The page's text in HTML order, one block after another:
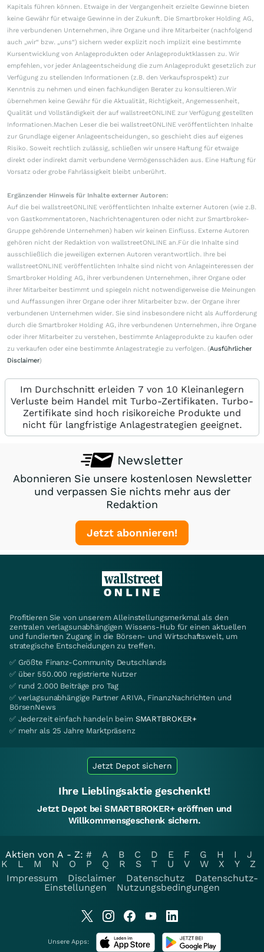
Kapitals führen können. Etwaige in der Vergangenheit erzielte Gewinne bieten
keine Gewähr für etwaige Gewinne in der Zukunft. Die Smartbroker Holding AG,
ihre verbundenen Unternehmen, ihre Organe und ihre Mitarbeiter (nachfolgend
auch „wir“ bzw. „uns“) sichern weder explizit noch implizit eine bestimmte
Kursentwicklung von Anlageprodukten oder Anlageproduktklassen zu. Wir
empfehlen, vor jeder Anlageentscheidung die zum Anlageprodukt gesetzlich zur
Verfügung zu stellenden Informationen (z.B. den Verkaufsprospekt) zur
Kenntnis zu nehmen und einen fachkundigen Berater zu konsultieren.Wir
übernehmen keine Gewähr für die Aktualität, Richtigkeit, Angemessenheit,
Qualität und Vollständigkeit der auf wallstreetONLINE zur Verfügung gestellten
Informationen.Machen Leser die bei wallstreetONLINE veröffentlichten Inhalte
zur Grundlage eigener Anlageentscheidungen, so geschieht dies auf eigenes
Risiko. Soweit rechtlich zulässig, schließen wir unsere Haftung für etwaige
direkt oder indirekt damit verbundene Vermögensschäden aus. Eine Haftung für
Vorsatz oder grobe Fahrlässigkeit bleibt unberührt.
Ergänzender Hinweis für Inhalte externer Autoren:
Auf die bei wallstreetONLINE veröffentlichten Inhalte externer Autoren (wie z.B.
von Gastkommentatoren, Nachrichtenagenturen oder nicht zur Smartbroker-
Gruppe gehörende Unternehmen) haben wir keinen Einfluss. Externe Autoren
gehören nicht der Redaktion von wallstreetONLINE an.Für die Inhalte sind
ausschließlich die jeweiligen externen Autoren verantwortlich. Ihre bei
wallstreetONLINE veröffentlichten Inhalte sind nicht von Anlageinteressen der
Smartbroker Holding AG, ihrer verbundenen Unternehmen, ihrer Organe oder
ihrer Mitarbeiter bestimmt und spiegeln nicht notwendigerweise die Meinungen
und Auffassungen ihrer Organe oder ihrer Mitarbeiter bzw. der Organe ihrer
verbundenen Unternehmen wider. Sie sind insbesondere nicht als Aufforderung
durch die Smartbroker Holding AG, ihre verbundenen Unternehmen, ihre Organe
oder ihrer Mitarbeiter zu verstehen, bestimmte Anlageprodukte zu kaufen oder
zu verkaufen oder eine bestimmte Anlagestrategie zu verfolgen. (Ausführlicher
Disclaimer)
Im Durchschnitt erleiden 7 von 10 Kleinanlegern
Verluste beim Handel mit Turbo-Zertifikaten. Turbo-
Zertifikate sind hoch risikoreiche Produkte und
nicht für langfristige Anlagestrategien geeignet.
Newsletter
Abonnieren Sie unsere kostenlosen Newsletter
und verpassen Sie nichts mehr aus der
Redaktion
Jetzt abonnieren!
Profitieren Sie von unserem Alleinstellungsmerkmal als den
zentralen verlagsunabhängigen Wissens-Hub für einen aktuellen
und fundierten Zugang in die Börsen- und Wirtschaftswelt, um
strategische Entscheidungen zu treffen.
✅ Größte Finanz-Community Deutschlands
✅ über 550.000 registrierte Nutzer
✅ rund 2.000 Beiträge pro Tag
✅ verlagsunabhängige Partner ARIVA, FinanzNachrichten und
BörsenNews
✅ Jederzeit einfach handeln beim SMARTBROKER+
✅ mehr als 25 Jahre Marktpräsenz
Jetzt Depot sichern
Ihre Lieblingsaktie geschenkt!
Jetzt Depot bei SMARTBROKER+ eröffnen und
Willkommensgeschenk sichern.
Aktien von A - Z: # A B C D E F G H I
J
K
L M N O P Q R S T U V W X Y
Z
Impressum
Disclaimer Datenschutz
Datenschutz-
Einstellungen
Nutzungsbedingungen
Unsere Apps: